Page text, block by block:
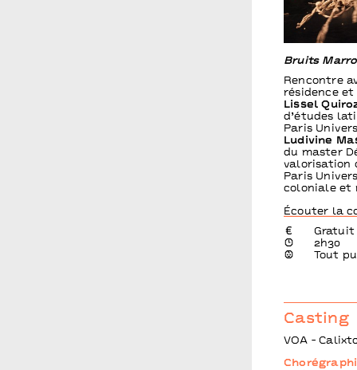
Bruits
Rencontre
résidence et
Lissel
d’études
Paris
Ludivine
du master
valorisation
Paris
coloniale et
Écouter la
Gratuit
2h30
Tout
Casting
VOA -